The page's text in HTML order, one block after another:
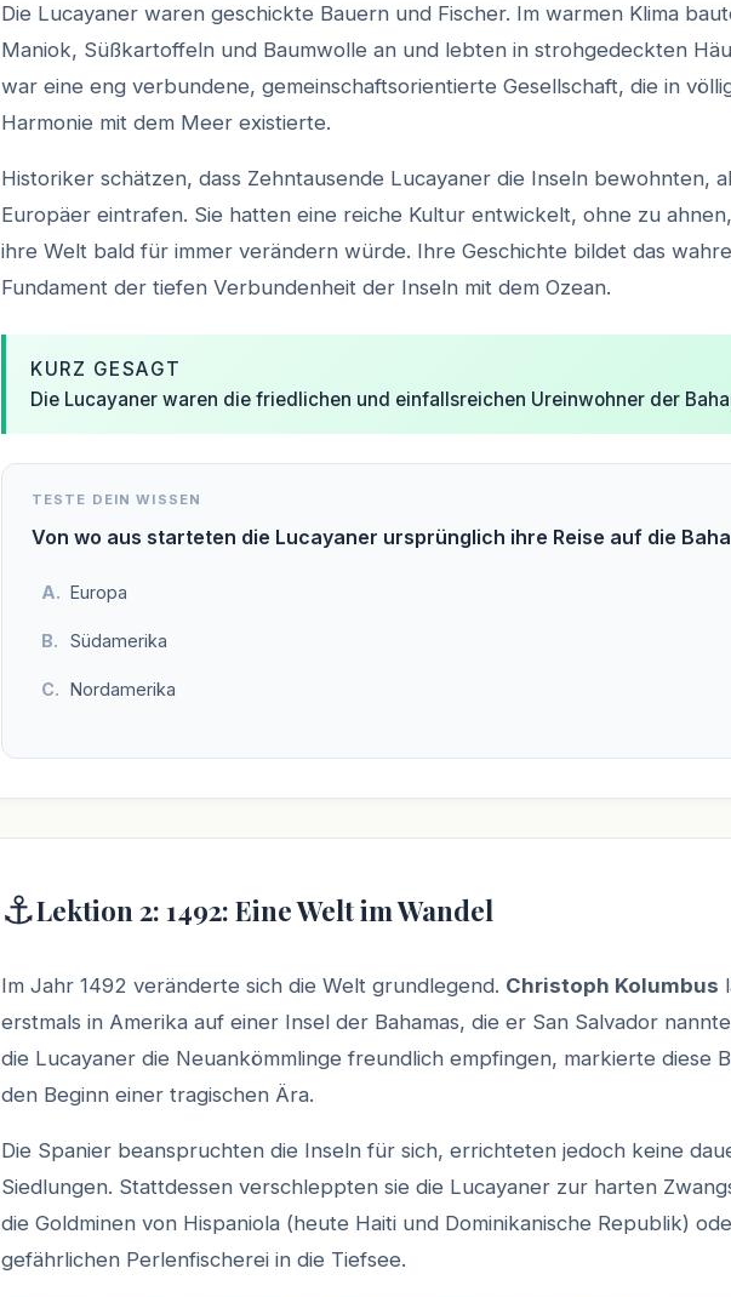
Die Lucayaner waren geschickte Bauern und Fischer. Im warmen Klima
Maniok, Süßkartoffeln und Baumwolle an und lebten in strohgedeckten
war eine eng verbundene, gemeinschaftsorientierte Gesellschaft, die in
Harmonie mit dem Meer existierte.
Historiker schätzen, dass Zehntausende Lucayaner die Inseln bewohnten,
Europäer eintrafen. Sie hatten eine reiche Kultur entwickelt, ohne zu
ihre Welt bald für immer verändern würde. Ihre Geschichte bildet das wahre
Fundament der tiefen Verbundenheit der Inseln mit dem Ozean.
KURZ GESAGT
Die Lucayaner waren die friedlichen und einfallsreichen Ureinwohner der
TESTE DEIN WISSEN
Von wo aus starteten die Lucayaner ursprünglich ihre Reise auf die
Europa
Südamerika
Nordamerika
⚓Lektion 2: 1492: Eine Welt im Wandel
Im Jahr 1492 veränderte sich die Welt grundlegend. Christoph Kolumbus
erstmals in Amerika auf einer Insel der Bahamas, die er San Salvador
die Lucayaner die Neuankömmlinge freundlich empfingen, markierte diese
den Beginn einer tragischen Ära.
Die Spanier beanspruchten die Inseln für sich, errichteten jedoch keine
Siedlungen. Stattdessen verschleppten sie die Lucayaner zur harten
die Goldminen von Hispaniola (heute Haiti und Dominikanische Republik)
gefährlichen Perlenfischerei in die Tiefsee.